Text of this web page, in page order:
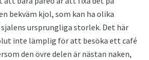
bekväm kjol, som kan ha olika
ursprungliga storlek. Det här
inte lämplig för att besöka ett café
den övre delen är nästan naken,